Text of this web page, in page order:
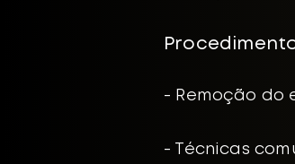
- Remoção do
- Técnicas